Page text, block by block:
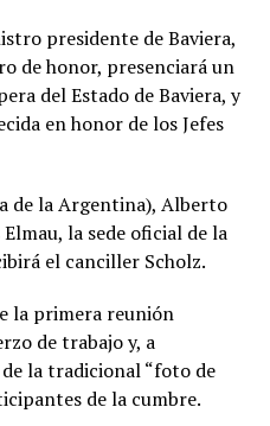
presidente de Baviera,
de honor, presenciará un
del Estado de Baviera, y
en honor de los Jefes
de la Argentina), Alberto
la sede oficial de la
el canciller Scholz.
la primera reunión
de trabajo y, a
la tradicional “foto de
de la cumbre.